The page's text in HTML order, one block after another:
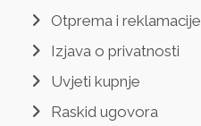
Otprema i reklamacije
Izjava o privatnosti
Uvjeti kupnje
Raskid ugovora